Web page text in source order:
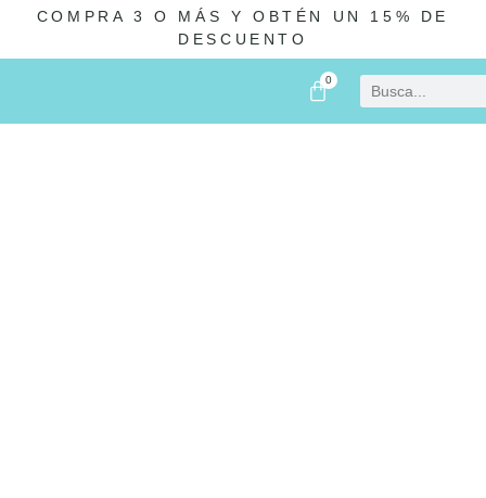
COMPRA 3 O MÁS Y OBTÉN UN 15% DE
DESCUENTO
0